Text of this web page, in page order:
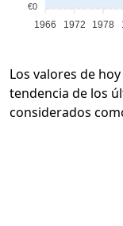
€0
1966 1972 1978
Los valores de
tendencia de los
considerados